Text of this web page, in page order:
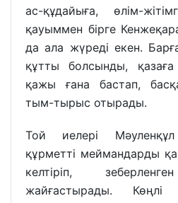
ас-құдайыға, өлім-
қауыммен бірге
да ала жүреді екен.
құтты болсынды,
қажы ғана бастап,
тым-тырыс отырады.
Той иелері
құрметті меймандарды
келтіріп,
жайғастырады.